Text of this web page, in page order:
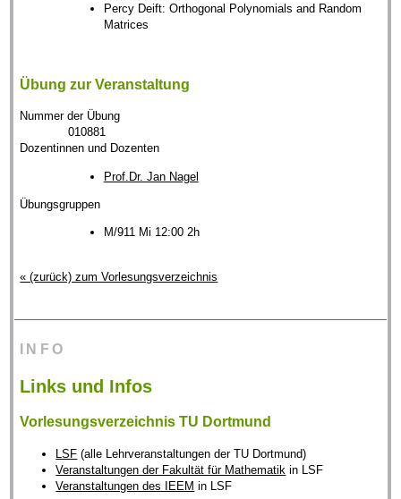
Percy Deift: Orthogonal Polynomials and Random
Matrices
Übung zur Veranstaltung
Nummer der Übung
010881
Dozentinnen und Dozenten
Prof.Dr. Jan Nagel
Übungsgruppen
M/911 Mi 12:00 2h
« (zurück) zum Vorlesungsverzeichnis
INFO
Links und Infos
Vorlesungsverzeichnis TU Dortmund
LSF (alle Lehrveranstaltungen der TU Dortmund)
Veranstaltungen der Fakultät für Mathematik in LSF
Veranstaltungen des IEEM in LSF